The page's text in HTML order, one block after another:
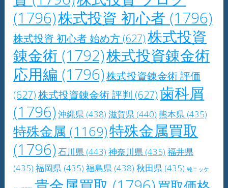
(1796)株式投資 初心者 (1796)
株式投資 初心者 始め方 (627)株式投資
錬金術 (1792)株式投資錬金術
応用編 (1796)株式投資錬金術 評価
(627)株式投資錬金術 評判 (627)歯科屑
(1796)沖縄県 (438) 滋賀県 (440) 熊本県 (435)
特殊金属 (1169)特殊金属買取
(1796)石川県 (443) 神奈川県 (435) 福井県
(435) 福岡県 (435) 福島県 (438) 秋田県 (435) 純ニッケ